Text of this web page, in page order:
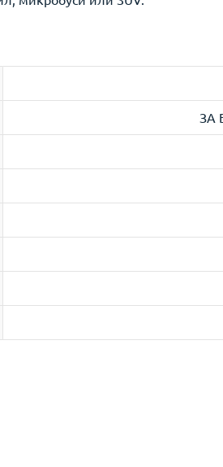
ЗА